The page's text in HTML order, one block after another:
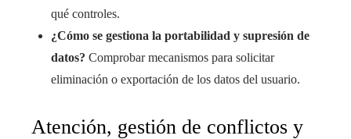
qué controles.
¿Cómo se gestiona la portabilidad y supresión de
datos? Comprobar mecanismos para solicitar
eliminación o exportación de los datos del usuario.
Atención, gestión de conflictos y